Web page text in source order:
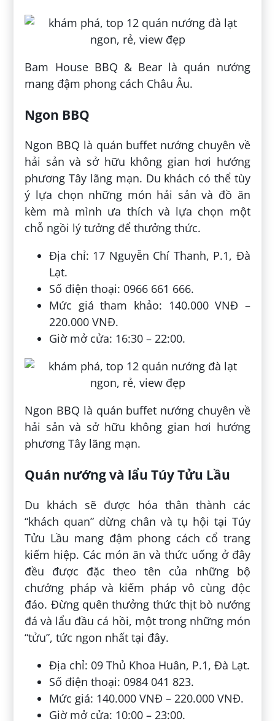
Bam House BBQ & Bear là quán nướng
mang đậm phong cách Châu Âu.
Ngon BBQ
Ngon BBQ là quán buffet nướng chuyên về
hải sản và sở hữu không gian hơi hướng
phương Tây lãng mạn. Du khách có thể tùy
ý lựa chọn những món hải sản và đồ ăn
kèm mà mình ưa thích và lựa chọn một
chỗ ngồi lý tưởng để thưởng thức.
Địa chỉ: 17 Nguyễn Chí Thanh, P.1, Đà
Lạt.
Số điện thoại: 0966 661 666.
Mức giá tham khảo: 140.000 VNĐ –
220.000 VNĐ.
Giờ mở cửa: 16:30 – 22:00.
Ngon BBQ là quán buffet nướng chuyên về
hải sản và sở hữu không gian hơi hướng
phương Tây lãng mạn.
Quán nướng và lẩu Túy Tửu Lầu
Du khách sẽ được hóa thân thành các
“khách quan” dừng chân và tụ hội tại Túy
Tửu Lầu mang đậm phong cách cổ trang
kiếm hiệp. Các món ăn và thức uống ở đây
đều được đặc theo tên của những bộ
chưởng pháp và kiếm pháp vô cùng độc
đáo. Đừng quên thưởng thức thịt bò nướng
đá và lẩu đầu cá hồi, một trong những món
“tửu”, tức ngon nhất tại đây.
Địa chỉ: 09 Thủ Khoa Huân, P.1, Đà Lạt.
Số điện thoại: 0984 041 823.
Mức giá: 140.000 VNĐ – 220.000 VNĐ.
Giờ mở cửa: 10:00 – 23:00.